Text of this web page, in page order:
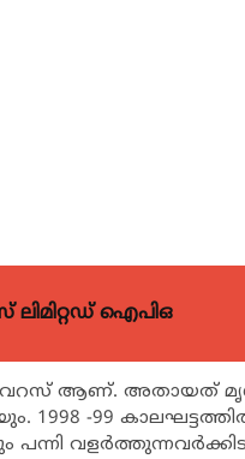
ഐപിഒ
ആണ്. അതായത്
1998 -99
പന്നി